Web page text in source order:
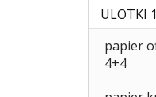
ULOTKI
papier
4+4